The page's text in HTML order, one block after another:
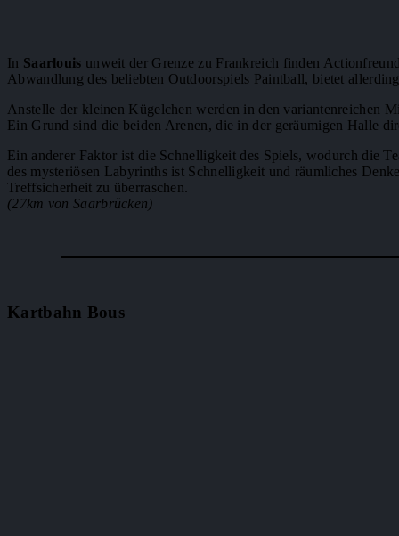
In Saarlouis unweit der Grenze zu Frankreich finden
Abwandlung des beliebten Outdoorspiels Paintball, bietet
Anstelle der kleinen Kügelchen werden in den variantenreichen
Ein Grund sind die beiden Arenen, die in der geräumigen Halle
Ein anderer Faktor ist die Schnelligkeit des Spiels, wodurch die
des mysteriösen Labyrinths ist Schnelligkeit und räumliches
Treffsicherheit zu überraschen.
(27km von Saarbrücken)
Kartbahn Bous